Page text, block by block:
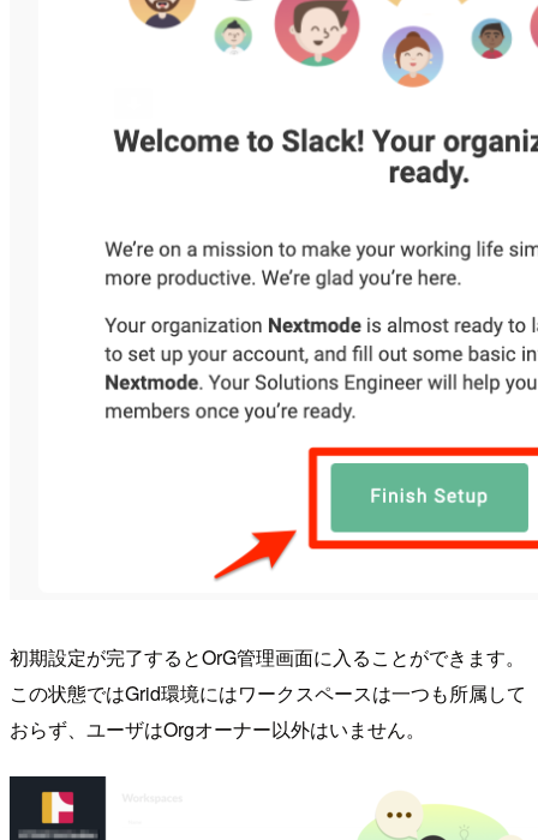
初期設定が完了するとOrG管理画面に入ることができます。
この状態ではGrid環境にはワークスペースは一つも所属して
おらず、ユーザはOrgオーナー以外はいません。